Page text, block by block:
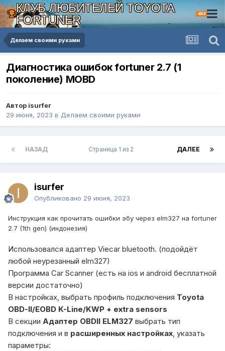
КЛУБ ЛЮБИТЕЛЕЙ TOYOTA
FORTUNER
4X4
Делаем своими руками
Диагностика ошибок fortuner 2.7 (1
поколение) MOBD
Автор isurfer
29 июня, 2023 в Делаем своими руками
НАЗАД ДАЛЕЕ
Страница 1 из 2
isurfer
Опубликовано 29 июня, 2023
Инструкция как прочитать ошибки эбу через elm327 на fortuner
2.7 (1th gen) (индонезия)
Использовался адаптер Viecar bluetooth. (подойдёт
любой неурезанный elm327)
Программа Car Scanner (есть на ios и android бесплатной
версии достаточно)
В настройках, выбрать профиль подключения Toyota
OBD-II/EOBD K-Line/KWP + extra sensors
В секции Aдаптер OBDII ELM327 выбрать тип
подключения и в расширенных настройках, указать
параметры: